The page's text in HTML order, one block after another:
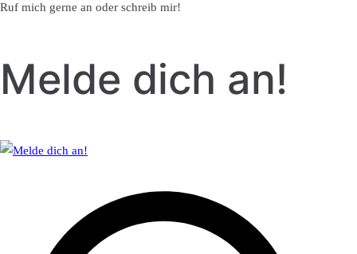
Ruf mich gerne an oder schreib mir!
Melde dich an!